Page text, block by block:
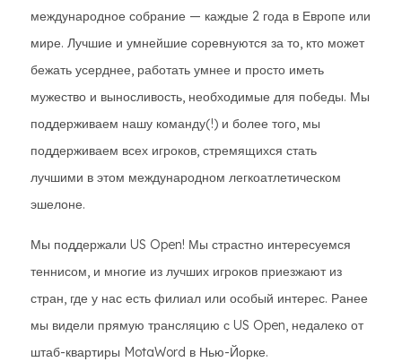
международное собрание — каждые 2 года в Европе или
мире. Лучшие и умнейшие соревнуются за то, кто может
бежать усерднее, работать умнее и просто иметь
мужество и выносливость, необходимые для победы. Мы
поддерживаем нашу команду(!) и более того, мы
поддерживаем всех игроков, стремящихся стать
лучшими в этом международном легкоатлетическом
эшелоне.
Мы поддержали US Open! Мы страстно интересуемся
теннисом, и многие из лучших игроков приезжают из
стран, где у нас есть филиал или особый интерес. Ранее
мы видели прямую трансляцию с US Open, недалеко от
штаб-квартиры MotaWord в Нью-Йорке.